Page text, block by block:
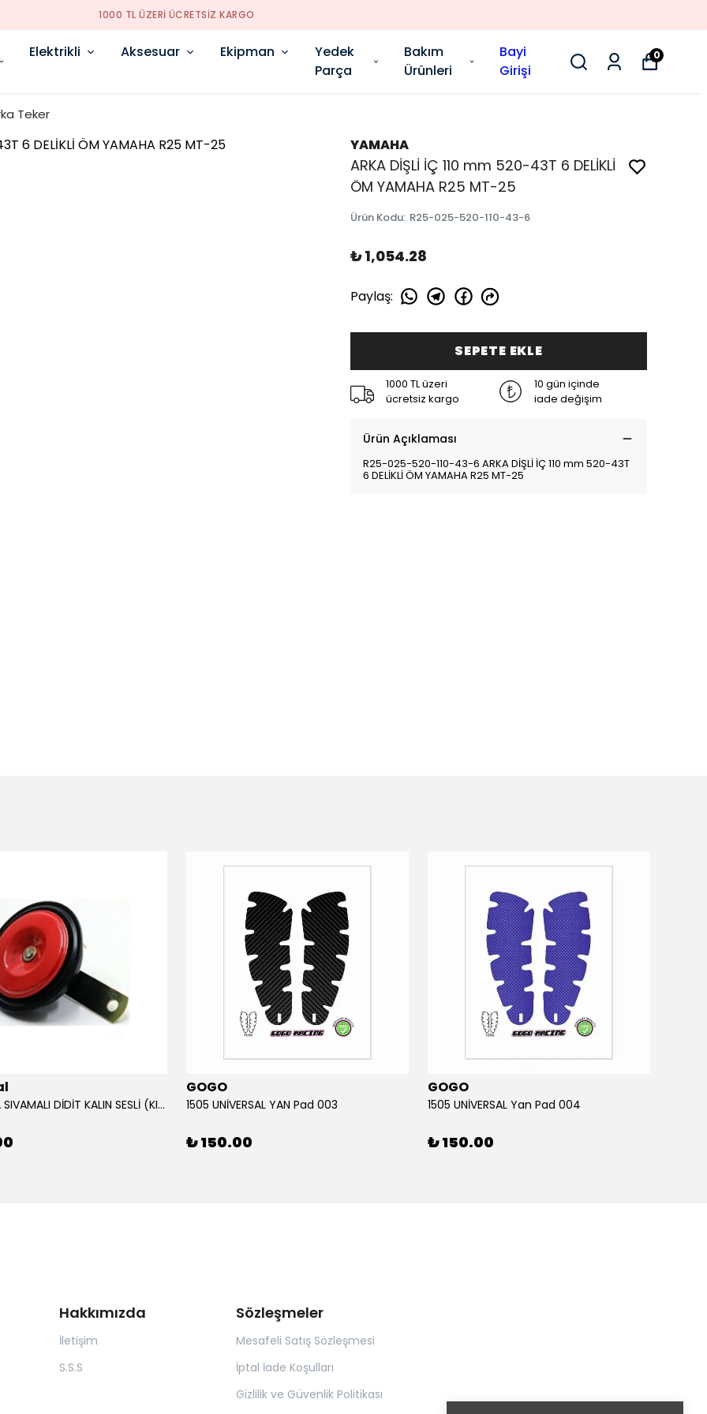
1000 TL ÜZERI ÜCRETSIZ KARGO
Elektrikli Aksesuar Ekipman
Yedek
Parça
Bakım
Ürünleri
Bayi
Girişi
0
Teker
YAMAHA
ARKA DİŞLİ İÇ 110 mm 520-43T 6 DELİKLİ
ÖM YAMAHA R25 MT-25
Ürün Kodu: R25-025-520-110-43-6
₺ 1,054.28
Paylaş:
SEPETE EKLE
1000 TL üzeri
ücretsiz kargo
10 gün içinde
iade değişim
Ürün Açıklaması
R25-025-520-110-43-6 ARKA DİŞLİ İÇ 110 mm 520-43T
6 DELİKLİ ÖM YAMAHA R25 MT-25
12V KORNA SIVAMALI DİDİT KALIN SESLİ (KIRMIZI)
GOGO
1505 UNİVERSAL YAN Pad 003
₺ 150.00
GOGO
1505 UNİVERSAL Yan Pad 004
₺ 150.00
Hakkımızda
İletişim
S.S.S
Sözleşmeler
Mesafeli Satış Sözleşmesi
İptal İade Koşulları
Gizlilik ve Güvenlik Politikası